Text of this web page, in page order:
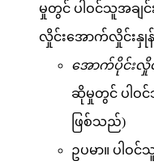
မတင ပ ဝငသအခ
လငအကလငန
အကပငလ
ဆမတင ပ ဝင
ဖစသည)
ဥပမ။ ပ ဝင